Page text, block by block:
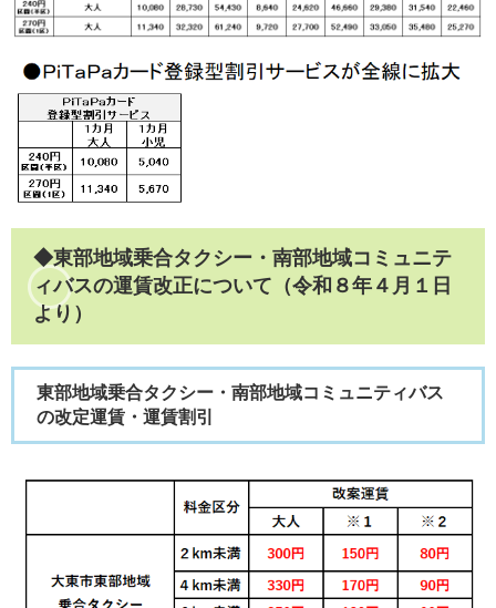
◆東部地域乗合タクシー・南部地域コミュニテ
ィバスの運賃改正について（令和８年４月１日
より）
東部地域乗合タクシー・南部地域コミュニティバス
の改定運賃・運賃割引​